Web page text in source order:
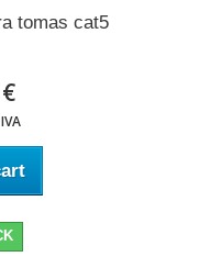
tomas cat5